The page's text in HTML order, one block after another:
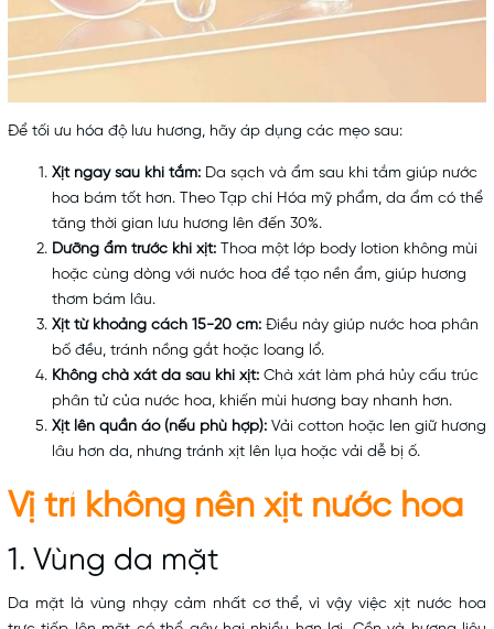
Để tối ưu hóa độ lưu hương, hãy áp dụng các mẹo sau:
Xịt ngay sau khi tắm: Da sạch và ẩm sau khi tắm giúp nước
hoa bám tốt hơn. Theo Tạp chí Hóa mỹ phẩm, da ẩm có thể
tăng thời gian lưu hương lên đến 30%.
Dưỡng ẩm trước khi xịt: Thoa một lớp body lotion không mùi
hoặc cùng dòng với nước hoa để tạo nền ẩm, giúp hương
thơm bám lâu.
Xịt từ khoảng cách 15-20 cm: Điều này giúp nước hoa phân
bố đều, tránh nồng gắt hoặc loang lổ.
Không chà xát da sau khi xịt: Chà xát làm phá hủy cấu trúc
phân tử của nước hoa, khiến mùi hương bay nhanh hơn.
Xịt lên quần áo (nếu phù hợp): Vải cotton hoặc len giữ hương
lâu hơn da, nhưng tránh xịt lên lụa hoặc vải dễ bị ố.
Vị trí không nên xịt nước hoa
1. Vùng da mặt
Da mặt là vùng nhạy cảm nhất cơ thể, vì vậy việc xịt nước hoa